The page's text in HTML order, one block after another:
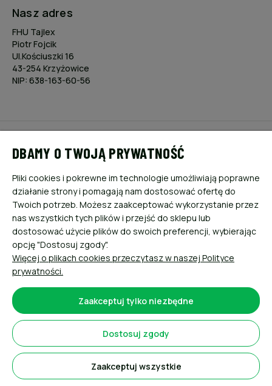
Nasz adres
FHU Tajlex
Piotr Fojcik
Ul.Kościuszki 16
43-254 Krzyżowice
NIP: 638-163-60-56
PŁATNOŚCI I DOSTAWA
INFORMACJE
O NAS
Pokaż pełną wersję strony
DBAMY O TWOJĄ PRYWATNOŚĆ
Pliki cookies i pokrewne im technologie umożliwiają poprawne
działanie strony i pomagają nam dostosować ofertę do
Twoich potrzeb. Możesz zaakceptować wykorzystanie przez
nas wszystkich tych plików i przejść do sklepu lub
dostosować użycie plików do swoich preferencji, wybierając
opcję "Dostosuj zgody".
Więcej o plikach cookies przeczytasz w naszej Polityce
prywatności.
Zaakceptuj tylko niezbędne
Dostosuj zgody
Zaakceptuj wszystkie